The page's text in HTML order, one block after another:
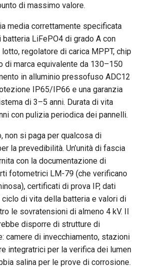
di massimo valore.
media correttamente specificata
batteria LiFePO4 di grado A con
regolatore di carica MPPT, chip
di marca equivalente da 130–150
in alluminio pressofuso ADC12
IP65/IP66 e una garanzia
di 3–5 anni. Durata di vita
con pulizia periodica dei pannelli.
non si paga per qualcosa di
la prevedibilità. Un’unità di fascia
con la documentazione di
fotometrici LM-79 (che verificano
certificati di prova IP, dati
ciclo di vita della batteria e valori di
le sovratensioni di almeno 4 kV. Il
disporre di strutture di
camere di invecchiamento, stazioni
integratrici per la verifica dei lumen
salina per le prove di corrosione.